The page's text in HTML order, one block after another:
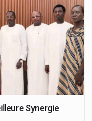
Synergie